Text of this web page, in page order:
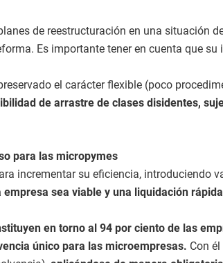
de reestructuración en una situación
Es importante tener en cuenta que
el carácter flexible (poco
de arrastre de clases disidentes,
para las micropymes
incrementar su eficiencia,
sea viable y una liquidación
en torno al 94 por ciento de las
único para las microempresas. Con